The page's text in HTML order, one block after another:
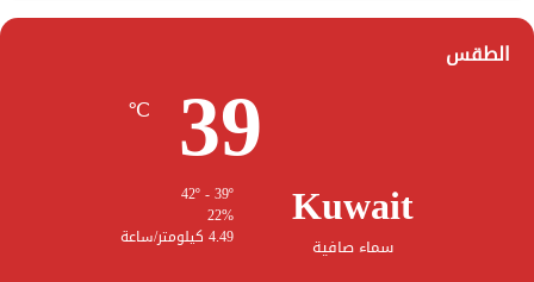
الطقس
Kuwait
سماء صافية
39
℃
22%
4.49 كيلومتر/ساعة